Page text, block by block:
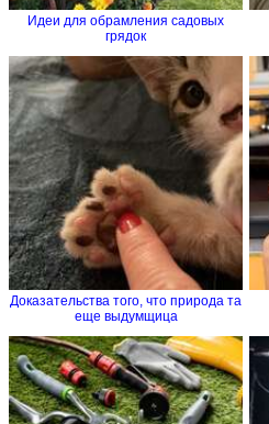
Идеи для обрамления садовых
грядок
Доказательства того, что природа та
еще выдумщица